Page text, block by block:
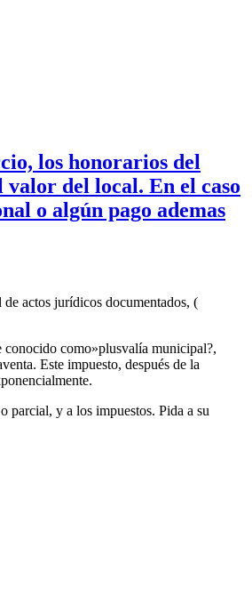
los honorarios del
del local. En el caso
o algún pago ademas
actos jurídicos documentados, (
conocido como»plusvalía municipal?,
Este impuesto, después de la
parcial, y a los impuestos. Pida a su